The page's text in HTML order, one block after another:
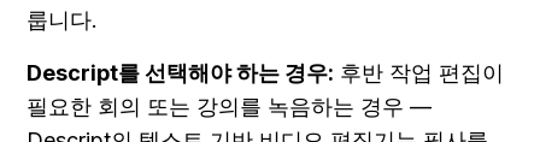
룹니다.
Descript를 선택해야 하는 경우: 후반 작업 편집이
필요한 회의 또는 강의를 녹음하는 경우 —